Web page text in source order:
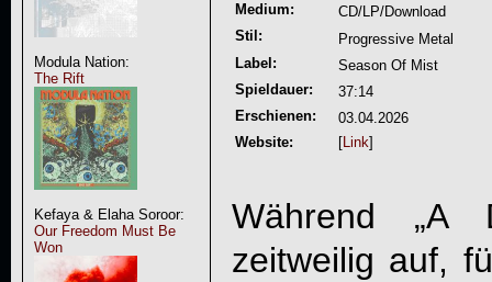
Modula Nation:
The Rift
Kefaya & Elaha Soroor:
Our Freedom Must Be
Won
Medium:
CD/LP/Download
Stil:
Progressive Metal
Label:
Season Of Mist
Spieldauer:
37:14
Erschienen:
03.04.2026
Website:
[Link]
Während „A
zeitweilig auf,